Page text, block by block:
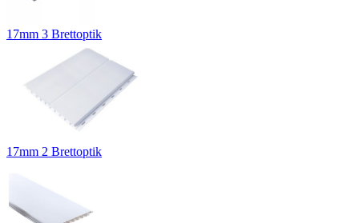
17mm 3 Brettoptik
17mm 2 Brettoptik